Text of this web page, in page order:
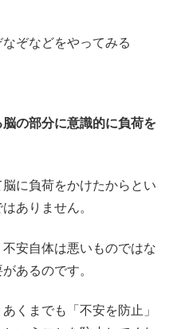
ぞなどをやってみる
の部分に意識的に負荷を
に負荷をかけたからとい
ありません。
安自体は悪いものではな
あるのです。
くまでも「不安を防止」